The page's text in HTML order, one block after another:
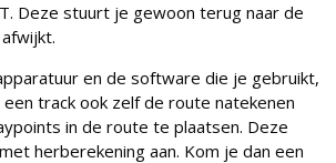
Deze stuurt je gewoon terug naar de
en de software die je gebruikt,
een track ook zelf de route natekenen
in de route te plaatsen. Deze
herberekening aan. Kom je dan een